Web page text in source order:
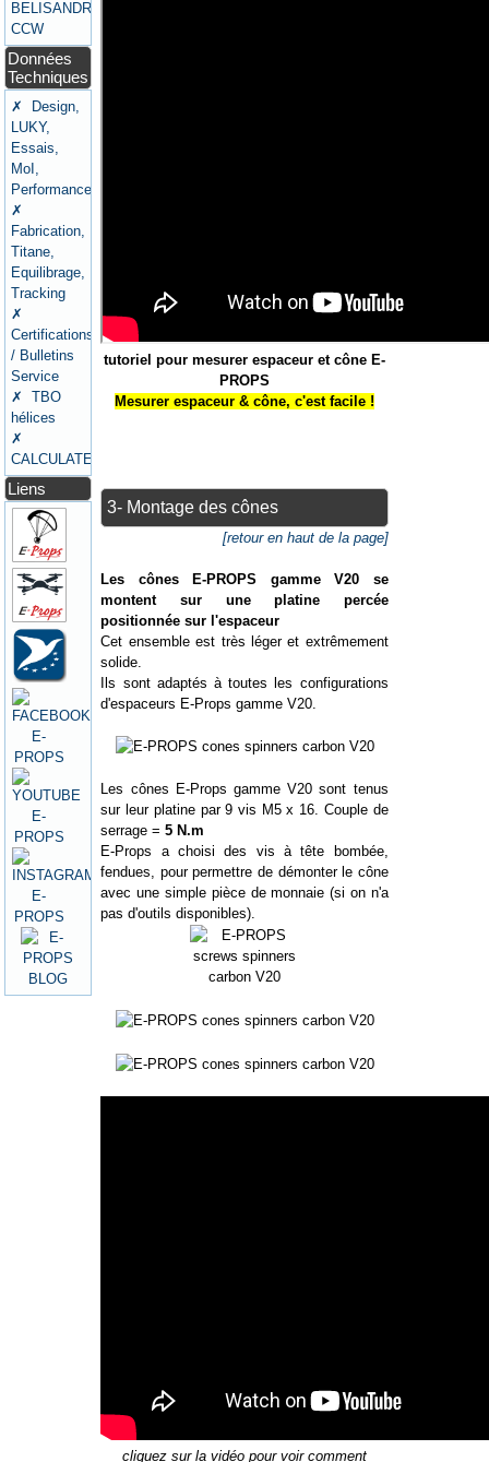
BELISANDRE
CCW
Données
Techniques
✗ Design,
LUKY,
Essais,
MoI,
Performances
✗
Fabrication,
Titane,
Equilibrage,
Tracking
✗
Certifications
/ Bulletins
Service
✗ TBO
hélices
✗
CALCULATEURS
Liens
tutoriel pour mesurer espaceur et cône E-
PROPS
Mesurer espaceur & cône, c'est facile !
3- Montage des cônes
[retour en haut de la page]
Les cônes E-PROPS gamme V20 se
montent sur une platine percée
positionnée sur l'espaceur
Cet ensemble est très léger et extrêmement
solide.
Ils sont adaptés à toutes les configurations
d'espaceurs E-Props gamme V20.
Les cônes E-Props gamme V20 sont tenus
sur leur platine par 9 vis M5 x 16. Couple de
serrage =5 N.m
E-Props a choisi des vis à tête bombée,
fendues, pour permettre de démonter le cône
avec une simple pièce de monnaie (si on n'a
pas d'outils disponibles).
cliquez sur la vidéo pour voir comment